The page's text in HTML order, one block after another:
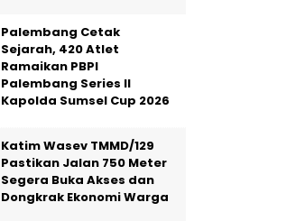
Palembang Cetak
Sejarah, 420 Atlet
Ramaikan PBPI
Palembang Series II
Kapolda Sumsel Cup 2026
Katim Wasev TMMD/129
Pastikan Jalan 750 Meter
Segera Buka Akses dan
Dongkrak Ekonomi Warga